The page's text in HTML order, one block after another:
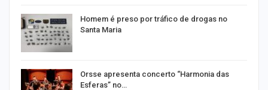
Homem é preso por tráfico de drogas no
Santa Maria
Orsse apresenta concerto “Harmonia das
Esferas” no…